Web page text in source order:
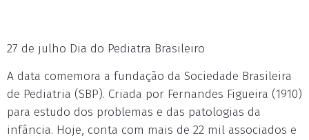
27 de julho Dia do Pediatra Brasileiro
A data comemora a fundação da Sociedade Brasileira
de Pediatria (SBP). Criada por Fernandes Figueira (1910)
para estudo dos problemas e das patologias da
infância. Hoje, conta com mais de 22 mil associados e